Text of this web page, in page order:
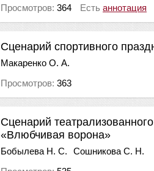
Просмотров: 364 Есть аннотация
Сценарий спортивного
Макаренко О. А.
Просмотров: 363
Сценарий
«Влюбчивая ворона»
Бобылева Н. С.
Сошникова С. Н.